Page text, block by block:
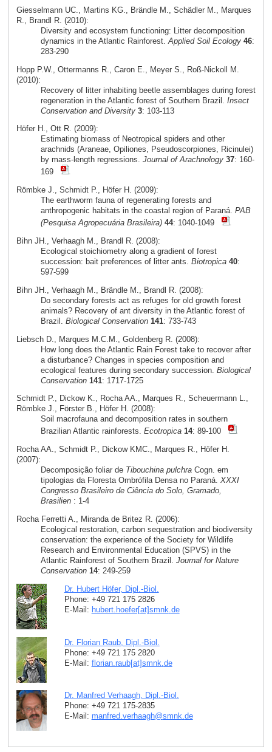
Giesselmann UC., Martins KG., Brändle M., Schädler M., Marques
R., Brandl R. (2010):
Diversity and ecosystem functioning: Litter decomposition
dynamics in the Atlantic Rainforest. Applied Soil Ecology 46:
283-290
Hopp P.W., Ottermanns R., Caron E., Meyer S., Roß-Nickoll M.
(2010):
Recovery of litter inhabiting beetle assemblages during forest
regeneration in the Atlantic forest of Southern Brazil. Insect
Conservation and Diversity 3: 103-113
Höfer H., Ott R. (2009):
Estimating biomass of Neotropical spiders and other
arachnids (Araneae, Opiliones, Pseudoscorpiones, Ricinulei)
by mass-length regressions. Journal of Arachnology 37: 160-
169
Römbke J., Schmidt P., Höfer H. (2009):
The earthworm fauna of regenerating forests and
anthropogenic habitats in the coastal region of Paraná. PAB
(Pesquisa Agropecuária Brasileira) 44: 1040-1049
Bihn JH., Verhaagh M., Brandl R. (2008):
Ecological stoichiometry along a gradient of forest
succession: bait preferences of litter ants. Biotropica 40:
597-599
Bihn JH., Verhaagh M., Brändle M., Brandl R. (2008):
Do secondary forests act as refuges for old growth forest
animals? Recovery of ant diversity in the Atlantic forest of
Brazil. Biological Conservation 141: 733-743
Liebsch D., Marques M.C.M., Goldenberg R. (2008):
How long does the Atlantic Rain Forest take to recover after
a disturbance? Changes in species composition and
ecological features during secondary succession. Biological
Conservation 141: 1717-1725
Schmidt P., Dickow K., Rocha AA., Marques R., Scheuermann L.,
Römbke J., Förster B., Höfer H. (2008):
Soil macrofauna and decomposition rates in southern
Brazilian Atlantic rainforests. Ecotropica 14: 89-100
Rocha AA., Schmidt P., Dickow KMC., Marques R., Höfer H.
(2007):
Decomposição foliar de Tibouchina pulchraCogn. em
tipologias da Floresta Ombrófila Densa no Paraná. XXXI
Congresso Brasileiro de Ciência do Solo, Gramado,
Brasilien: 1-4
Rocha Ferretti A., Miranda de Britez R. (2006):
Ecological restoration, carbon sequestration and biodiversity
conservation: the experience of the Society for Wildlife
Research and Environmental Education (SPVS) in the
Atlantic Rainforest of Southern Brazil. Journal for Nature
Conservation 14: 249-259
Dr. Hubert Höfer, Dipl.-Biol.
Phone: +49 721 175 2826
E-Mail: hubert.hoefer[at]smnk de
Dr. Florian Raub, Dipl.-Biol.
Phone: +49 721 175 2820
E-Mail: florian.raub[at]smnk de
Dr. Manfred Verhaagh, Dipl.-Biol.
Phone: +49 721 175-2835
E-Mail: manfred.verhaagh@smnk.de